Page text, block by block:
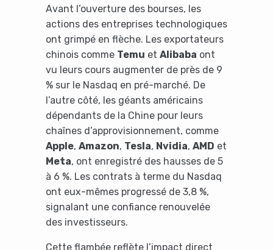
Avant l’ouverture des bourses, les
actions des entreprises technologiques
ont grimpé en flèche. Les exportateurs
chinois comme Temu et Alibaba ont
vu leurs cours augmenter de près de 9
% sur le Nasdaq en pré-marché. De
l’autre côté, les géants américains
dépendants de la Chine pour leurs
chaînes d’approvisionnement, comme
Apple, Amazon, Tesla, Nvidia, AMD et
Meta, ont enregistré des hausses de 5
à 6 %. Les contrats à terme du Nasdaq
ont eux-mêmes progressé de 3,8 %,
signalant une confiance renouvelée
des investisseurs.
Cette flambée reflète l’impact direct